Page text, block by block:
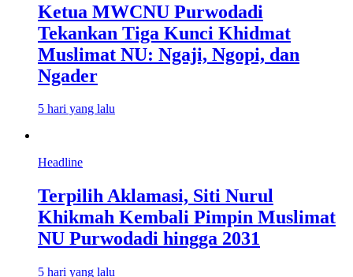
Ketua MWCNU Purwodadi
Tekankan Tiga Kunci Khidmat
Muslimat NU: Ngaji, Ngopi, dan
Ngader
5 hari yang lalu
Headline
Terpilih Aklamasi, Siti Nurul
Khikmah Kembali Pimpin Muslimat
NU Purwodadi hingga 2031
5 hari yang lalu